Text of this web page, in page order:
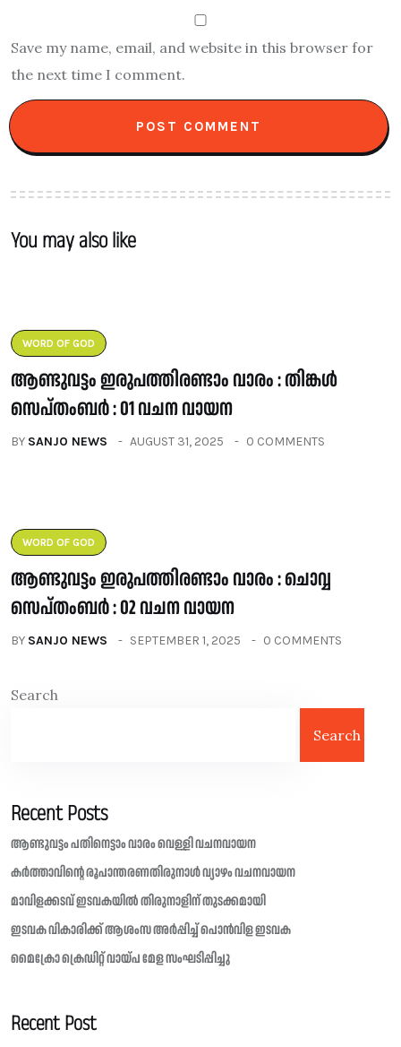
Save my name, email, and website in this browser for
the next time I comment.
You may also like
WORD OF GOD
ആണ്ടുവട്ടം ഇരുപത്തിരണ്ടാം വാരം : തിങ്കൾ
സെപ്തംബർ : 01 വചന വായന
BY SANJO NEWS AUGUST 31, 2025 0 COMMENTS
WORD OF GOD
ആണ്ടുവട്ടം ഇരുപത്തിരണ്ടാം വാരം : ചൊവ്വ
സെപ്തംബർ : 02 വചന വായന
BY SANJO NEWS SEPTEMBER 1, 2025 0 COMMENTS
Search
Search
Recent Posts
ആണ്ടുവട്ടം പതിനെട്ടാം വാരം വെള്ളി വചനവായന
കർത്താവിന്റെ രൂപാന്തരണതിരുനാൾ വ്യാഴം വചനവായന
മാവിളക്കടവ് ഇടവകയിൽ തിരുനാളിന് തുടക്കമായി
ഇടവക വികാരിക്ക് ആശംസ അർപ്പിച്ച് പൊൻവിള ഇടവക
മൈക്രോ ക്രെഡിറ്റ് വായ്പ മേള സംഘടിപ്പിച്ചു
Recent Post